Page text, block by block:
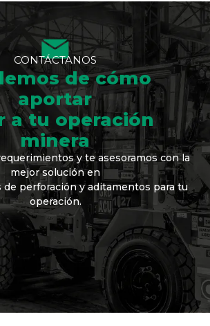
CONTÁCTANOS
de cómo
aportar
a tu operación
minera
y te asesoramos con la
mejor solución en
de perforación y aditamentos para tu
operación.